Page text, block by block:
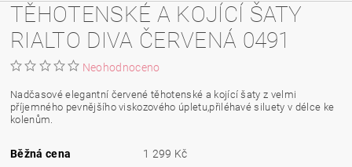
TĚHOTENSKÉ A KOJÍCÍ ŠATY
RIALTO DIVA ČERVENÁ 0491
Neohodnoceno
Nadčasové elegantní červené těhotenské a kojící šaty z velmi
příjemného pevnějšího viskozového úpletu,přiléhavé siluety v délce ke
kolenům.
Běžná cena
1 299 Kč